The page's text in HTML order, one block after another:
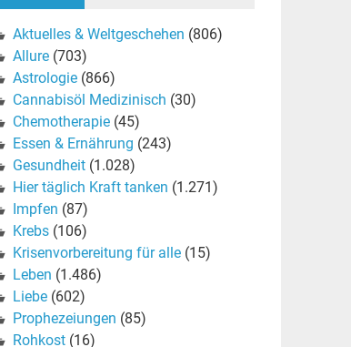
Aktuelles & Weltgeschehen (806)
Allure(703)
Astrologie(866)
Cannabisöl Medizinisch (30)
Chemotherapie(45)
Essen & Ernährung (243)
Gesundheit(1.028)
Hier täglich Kraft tanken (1.271)
Impfen (87)
Krebs(106)
Krisenvorbereitung für alle(15)
Leben (1.486)
Liebe(602)
Prophezeiungen (85)
Rohkost(16)